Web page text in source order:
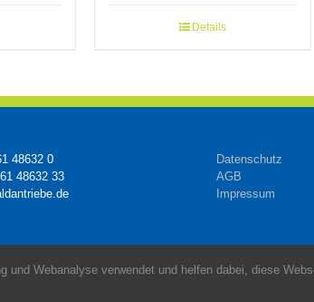
Details
48632 0
48632 33
Datenschutz
AGB
Impressum
Webanalyse verwendet und helfen dabei, diese